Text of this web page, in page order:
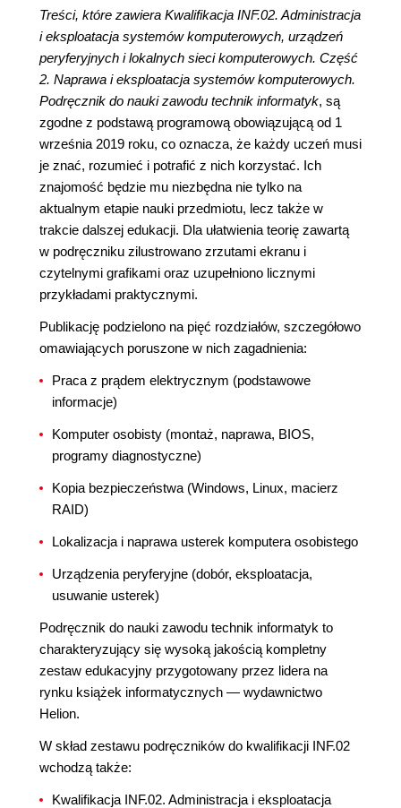
Treści, które zawiera Kwalifikacja INF.02. Administracja
i eksploatacja systemów komputerowych, urządzeń
peryferyjnych i lokalnych sieci komputerowych. Część
2. Naprawa i eksploatacja systemów komputerowych.
Podręcznik do nauki zawodu technik informatyk, są
zgodne z podstawą programową obowiązującą od 1
września 2019 roku, co oznacza, że każdy uczeń musi
je znać, rozumieć i potrafić z nich korzystać. Ich
znajomość będzie mu niezbędna nie tylko na
aktualnym etapie nauki przedmiotu, lecz także w
trakcie dalszej edukacji. Dla ułatwienia teorię zawartą
w podręczniku zilustrowano zrzutami ekranu i
czytelnymi grafikami oraz uzupełniono licznymi
przykładami praktycznymi.
Publikację podzielono na pięć rozdziałów, szczegółowo
omawiających poruszone w nich zagadnienia:
Praca z prądem elektrycznym (podstawowe
informacje)
Komputer osobisty (montaż, naprawa, BIOS,
programy diagnostyczne)
Kopia bezpieczeństwa (Windows, Linux, macierz
RAID)
Lokalizacja i naprawa usterek komputera osobistego
Urządzenia peryferyjne (dobór, eksploatacja,
usuwanie usterek)
Podręcznik do nauki zawodu technik informatyk to
charakteryzujący się wysoką jakością kompletny
zestaw edukacyjny przygotowany przez lidera na
rynku książek informatycznych — wydawnictwo
Helion.
W skład zestawu podręczników do kwalifikacji INF.02
wchodzą także:
Kwalifikacja INF.02. Administracja i eksploatacja